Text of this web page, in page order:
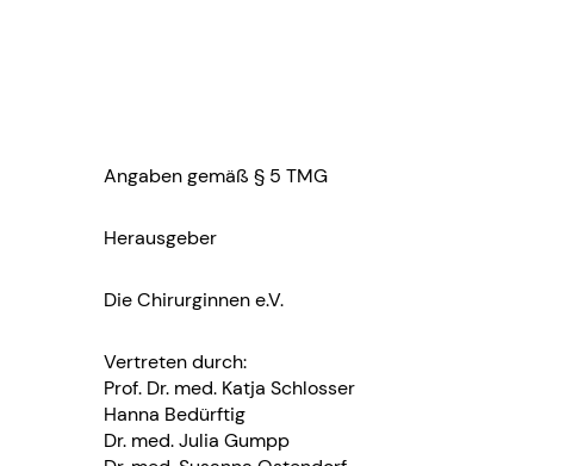
Angaben gemäß § 5 TMG
Herausgeber
Die Chirurginnen e.V.
Vertreten durch:
Prof. Dr. med. Katja Schlosser
Hanna Bedürftig
Dr. med. Julia Gumpp